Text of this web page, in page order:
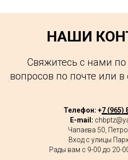
НАШИ
Свяжитесь с нами
вопросов по почте или
Телефон: +7 (965)
E-mail:
Чапаева 50,
Вход с улицы
Рады вам с 9-00 до 20-